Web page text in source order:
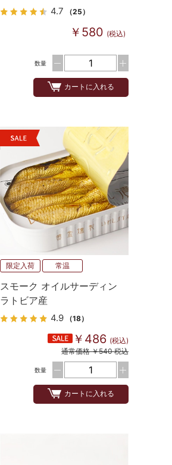
4.7 （25）
￥580 (税込)
数量
カートに入れる
限定入荷 常温
スモーク オイルサーディン
ラトビア産
4.9 （18）
￥486 (税込)
通常価格 ￥540 税込
数量
カートに入れる